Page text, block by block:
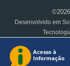
Desenvolvido em